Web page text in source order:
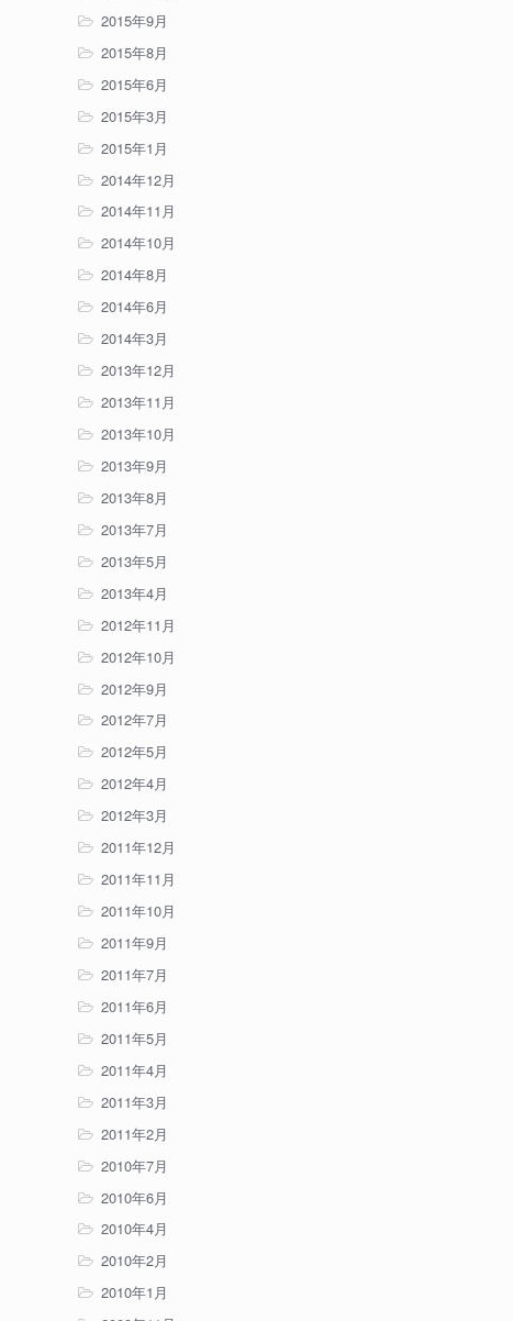
2015年9月
2015年8月
2015年6月
2015年3月
2015年1月
2014年12月
2014年11月
2014年10月
2014年8月
2014年6月
2014年3月
2013年12月
2013年11月
2013年10月
2013年9月
2013年8月
2013年7月
2013年5月
2013年4月
2012年11月
2012年10月
2012年9月
2012年7月
2012年5月
2012年4月
2012年3月
2011年12月
2011年11月
2011年10月
2011年9月
2011年7月
2011年6月
2011年5月
2011年4月
2011年3月
2011年2月
2010年7月
2010年6月
2010年4月
2010年2月
2010年1月